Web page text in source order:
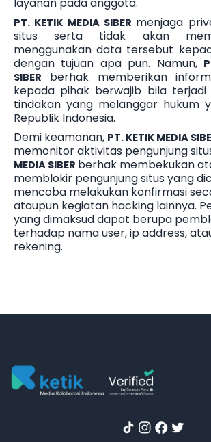
PT. KETIK MEDIA SIBER menjaga
situs serta tidak akan
menggunakan data tersebut
dengan tujuan apa pun. Namun,
SIBER berhak memberikan
kepada pihak berwajib bila terjadi
tindakan yang melanggar hukum
Republik Indonesia.
Demi keamanan, PT. KETIK MEDIA
memonitor aktivitas pengunjung
MEDIA SIBER berhak membekukan
memblokir pengunjung situs yang
mencoba melakukan konfirmasi
ataupun kegiatan hacking lainnya.
yang dimaksud dapat berupa
terhadap nama user, ip address,
rekening.